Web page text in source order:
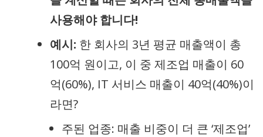
사용해야 합니다!
예시: 한 회사의 3년 평균 매출액이 총
100억 원이고, 이 중 제조업 매출이 60
억(60%), IT 서비스 매출이 40억(40%)이
라면?
주된 업종: 매출 비중이 더 큰 ‘제조업’